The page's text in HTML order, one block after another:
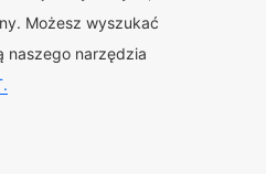
Możesz wyszukać
naszego narzędzia